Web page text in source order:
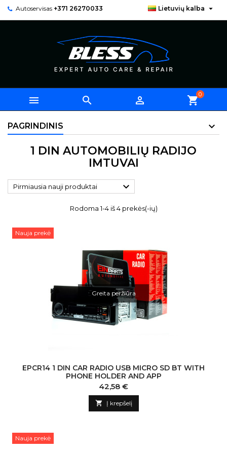
Autoservisas +371 26270033 Lietuvių kalba 
   shopping_cart0
PAGRINDINIS
1 DIN AUTOMOBILIŲ RADIJO
IMTUVAI
Pirmiausia nauji produktai 
Rodoma 1-4 iš 4 prekės(-ių)
Nauja prekė
Greita peržiūra
EPCR14 1 DIN CAR RADIO USB MICRO SD BT WITH
PHONE HOLDER AND APP
Kaina
42,58 €
 Į krepšelį
Nauja prekė